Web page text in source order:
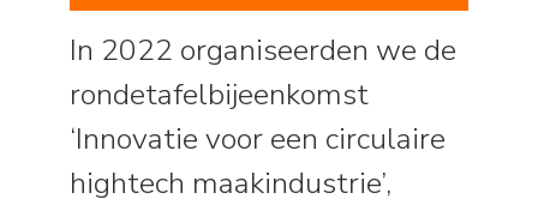
In 2022 organiseerden we de
rondetafelbijeenkomst
‘Innovatie voor een circulaire
hightech maakindustrie’,